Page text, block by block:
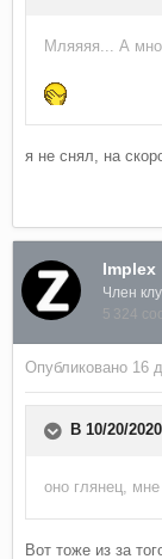
Мляяяя... А
я не снял, на
Implex
Член
5 324
Опубликовано 16
В 10/20/
оно глянец,
Вот тоже из за